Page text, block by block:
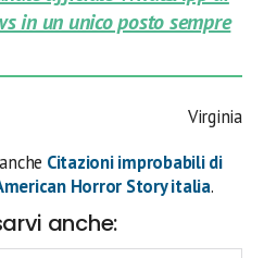
in un unico posto sempre
Virginia
Citazioni improbabili di
Horror Story italia.
anche: